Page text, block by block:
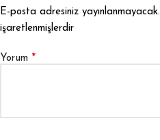
E-posta adresiniz yayınlanmayacak.
işaretlenmişlerdir
Yorum *